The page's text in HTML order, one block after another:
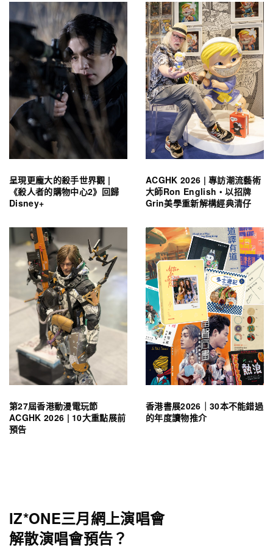
呈現更龐大的殺手世界觀 |
《殺人者的購物中心2》回歸
Disney+
ACGHK 2026 | 專訪潮流藝術
大師Ron English・以招牌
Grin美學重新解構經典清仔
第27屆香港動漫電玩節
ACGHK 2026 | 10大重點展前
預告
香港書展2026｜30本不能錯過
的年度讀物推介
IZ*ONE三月網上演唱會
解散演唱會預告？